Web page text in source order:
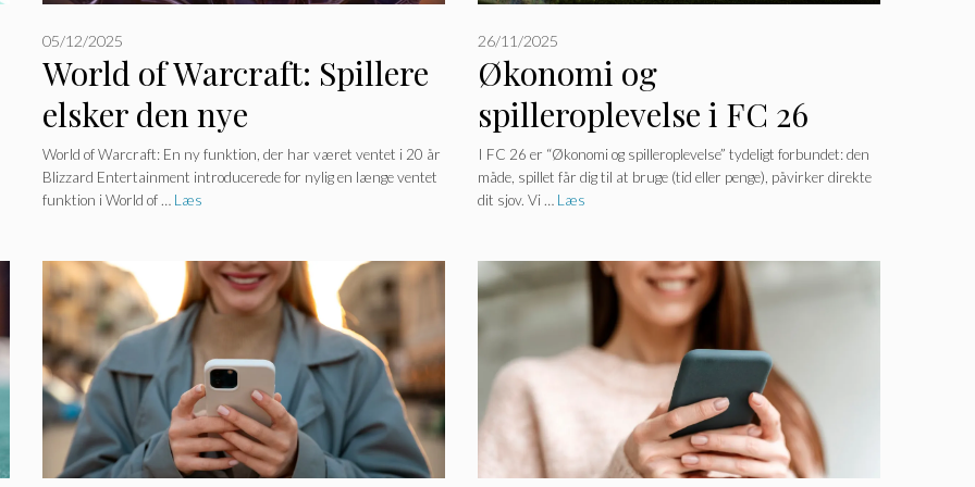
World of Warcraft: Spillere
elsker den nye
boligfunktion, men der
venter dem en fælde.
05/12/2025
World of Warcraft: En ny funktion, der har været ventet i 20 år
Blizzard Entertainment introducerede for nylig en længe ventet
funktion i World of … Læs
Økonomi og
spilleroplevelse i FC 26
26/11/2025
I FC 26 er “Økonomi og spilleroplevelse” tydeligt forbundet: den
måde, spillet får dig til at bruge (tid eller penge), påvirker direkte
dit sjov. Vi … Læs